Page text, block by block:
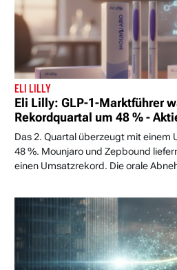
ELI LILLY
Eli Lilly: GLP-1-Marktführer
Rekordquartal um 48 % -
Das 2. Quartal überzeugt mit einem
48 %. Mounjaro und Zepbound
einen Umsatzrekord. Die orale